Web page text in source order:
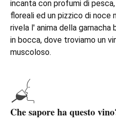
incanta con profumi di
floreali ed un pizzico di noce
rivela l' anima della
in bocca, dove troviamo un
muscoloso.
Che sapore ha questo